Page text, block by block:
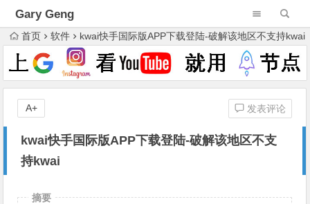
Gary Geng
首页 软件 kwai快手国际版APP下载登陆-破解该地区不支持kwai
kwai快手国际版APP下载登陆-破解该地区不支
持kwai
发表评论
A+
摘要